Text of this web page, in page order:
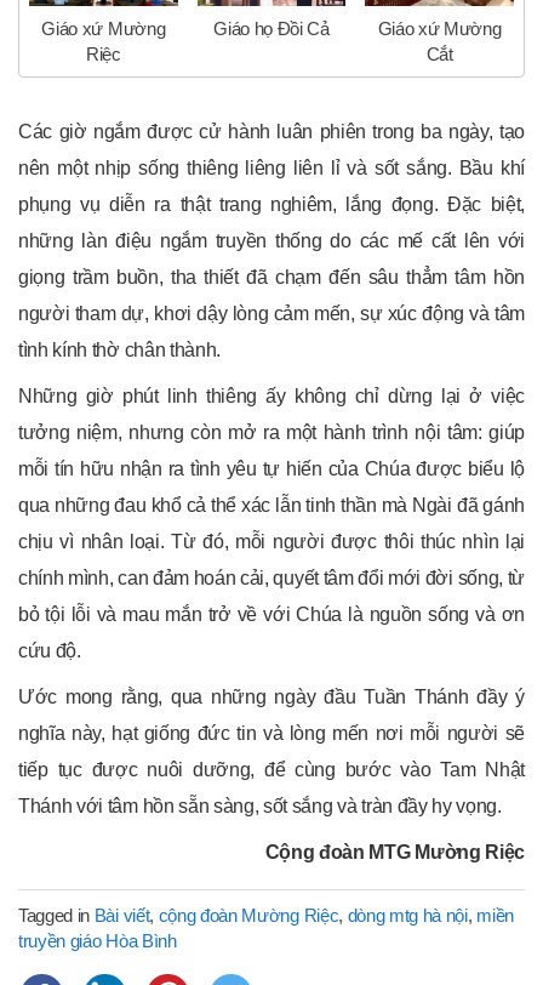
Giáo xứ Mường
Riệc
Giáo họ Đồi Cả
Giáo xứ Mường
Cắt
Các giờ ngắm được cử hành luân phiên trong ba ngày, tạo
nên một nhịp sống thiêng liêng liên lỉ và sốt sắng. Bầu khí
phụng vụ diễn ra thật trang nghiêm, lắng đọng. Đặc biệt,
những làn điệu ngắm truyền thống do các mế cất lên với
giọng trầm buồn, tha thiết đã chạm đến sâu thẳm tâm hồn
người tham dự, khơi dậy lòng cảm mến, sự xúc động và tâm
tình kính thờ chân thành.
Những giờ phút linh thiêng ấy không chỉ dừng lại ở việc
tưởng niệm, nhưng còn mở ra một hành trình nội tâm: giúp
mỗi tín hữu nhận ra tình yêu tự hiến của Chúa được biểu lộ
qua những đau khổ cả thể xác lẫn tinh thần mà Ngài đã gánh
chịu vì nhân loại. Từ đó, mỗi người được thôi thúc nhìn lại
chính mình, can đảm hoán cải, quyết tâm đổi mới đời sống, từ
bỏ tội lỗi và mau mắn trở về với Chúa là nguồn sống và ơn
cứu độ.
Ước mong rằng, qua những ngày đầu Tuần Thánh đầy ý
nghĩa này, hạt giống đức tin và lòng mến nơi mỗi người sẽ
tiếp tục được nuôi dưỡng, để cùng bước vào Tam Nhật
Thánh với tâm hồn sẵn sàng, sốt sắng và tràn đầy hy vọng.
Cộng đoàn MTG Mường Riệc
Tagged in Bài viết, cộng đoàn Mường Riệc, dòng mtg hà nội, miền
truyền giáo Hòa Bình